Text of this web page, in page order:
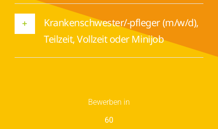
Krankenschwester/-pfleger (m/w/d),
Teilzeit, Vollzeit oder Minijob
Bewerben in
60